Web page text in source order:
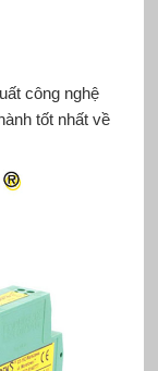
công nghệ
tốt nhất về